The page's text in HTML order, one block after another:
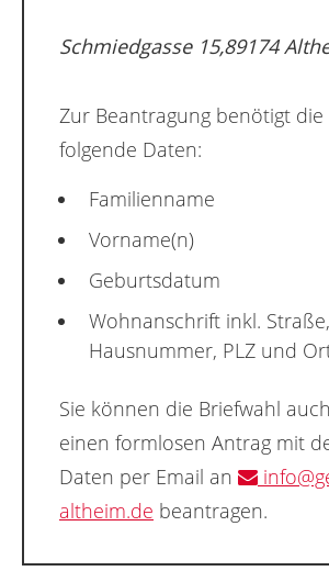
Schmiedgasse 15,89174
Zur Beantragung benötigt die
folgende Daten:
Familienname
Vorname(n)
Geburtsdatum
Wohnanschrift inkl. Straße,
Hausnummer, PLZ und
Sie können die Briefwahl
einen formlosen Antrag mit
Daten per Email an
altheim.de beantragen.